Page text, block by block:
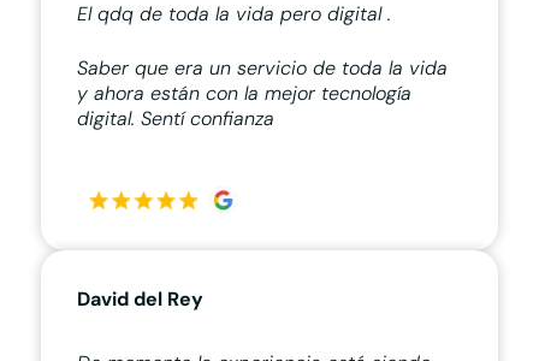
El qdq de toda la vida pero digital .
Saber que era un servicio de toda la vida
y ahora están con la mejor tecnología
digital. Sentí confianza
David del Rey